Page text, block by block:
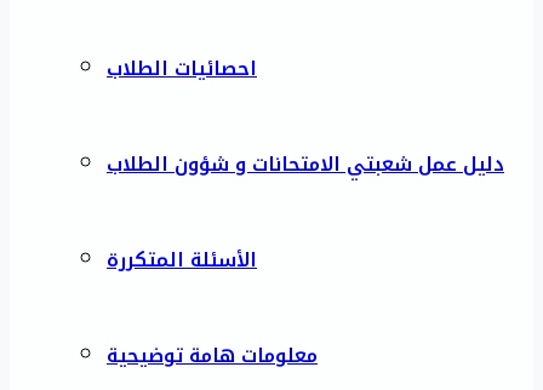
احصائيات الطلاب
دليل عمل شعبتي الامتحانات و شؤون الطلاب
الأسئلة المتكررة
معلومات هامة توضيحية